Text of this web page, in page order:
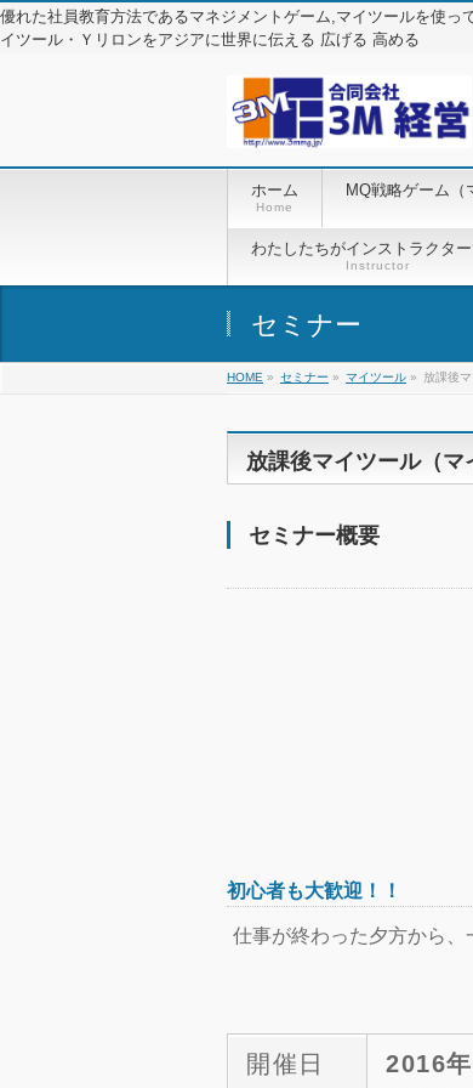
優れた社員教育方法であるマネジメントゲーム,マイツールを使
イツール・Ｙリロンをアジアに世界に伝える 広げる 高める
ホーム
Home
MQ戦略ゲーム（
わたしたちがインストラクタ
Instructor
セミナー
HOME » セミナー » マイツール » 放課後
放課後マイツール（
セミナー概要
初心者も大歓迎！！
仕事が終わった夕方から、
開催日
2016